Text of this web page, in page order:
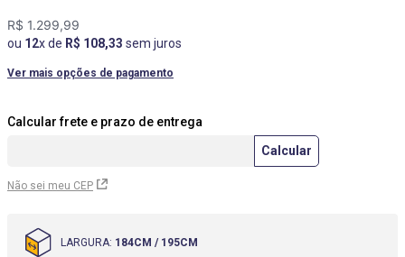
R$ 1.299,99
ou 12x de R$ 108,33 sem juros
Ver mais opções de pagamento
Não sei meu CEP
LARGURA: 184CM / 195CM